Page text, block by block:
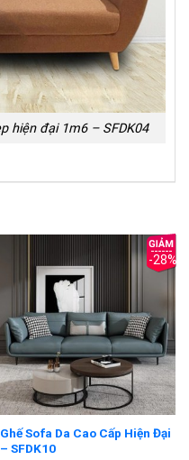
hiện đại 1m6 – SFDK04
-28%
Ghế Sofa Da Cao Cấp Hiện Đại
– SFDK10